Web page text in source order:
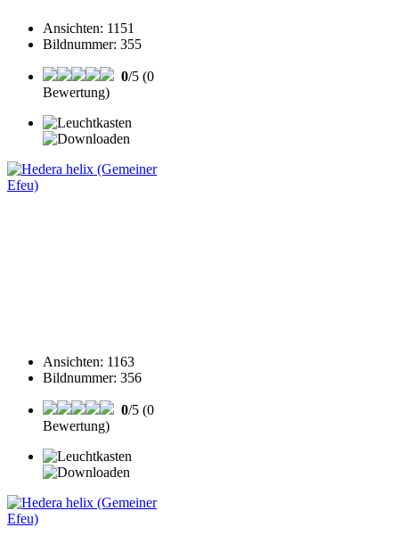
Ansichten: 1151
Bildnummer: 355
0/5 (0
Bewertung)
Ansichten: 1163
Bildnummer: 356
0/5 (0
Bewertung)